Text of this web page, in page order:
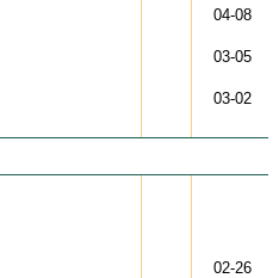
04-08
03-05
03-02
02-26